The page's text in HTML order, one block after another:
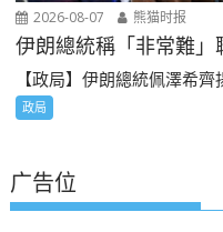
2026-08-07 熊猫时报
伊朗總統稱「非常難」
【政局】伊朗總統佩澤希齊
政局
广告位